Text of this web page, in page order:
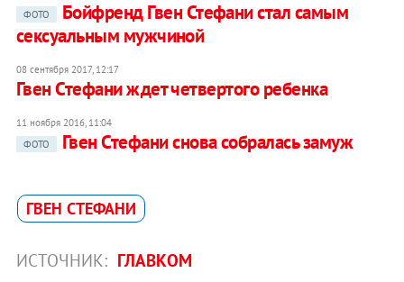
ФОТО
Бойфренд Гвен Стефани стал самым
сексуальным мужчиной
08 сентября 2017, 12:17
Гвен Стефани ждет четвертого ребенка
11 ноября 2016, 11:04
ФОТО
Гвен Стефани снова собралась замуж
ГВЕН СТЕФАНИ
ИСТОЧНИК: ГЛАВКОМ